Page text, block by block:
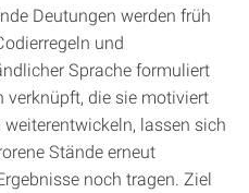
Deutungen werden früh
und
Sprache formuliert
verknüpft, die sie motiviert
lassen sich
Stände erneut
noch tragen. Ziel